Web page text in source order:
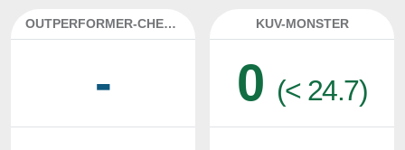
OUTPERFORMER-CHECK
-
KUV-MONSTER
0 (< 24.7)